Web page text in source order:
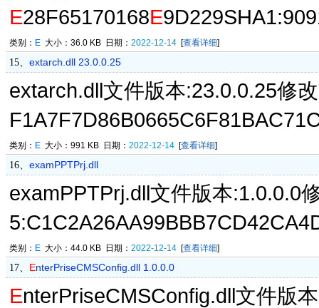
E28F65170168E
类别： E 大小：36.0 KB 日期： 2022-12-14 [查看详细]
15、 extarch.dll 23.0.0.25
extarch.dll文件版本:23.0.0.25修
类别： E 大小：991 KB 日期： 2022-12-14 [查看详细]
16、 examPPTPrj.dll
examPPTPrj.dll文件版本:1.0.0.0
类别： E 大小：44.0 KB 日期： 2022-12-14 [查看详细]
17、 EnterPriseCMSConfig.dll 1.0.0.0
EnterPriseCMSConfig.dll文件版